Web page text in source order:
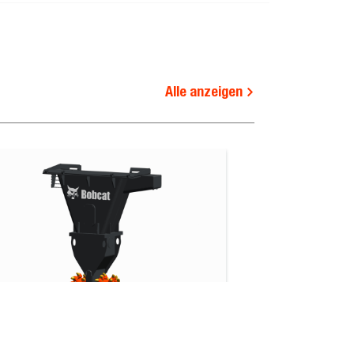
(kg) Transportgewicht (kg)
790.0
668.0
Alle anzeigen